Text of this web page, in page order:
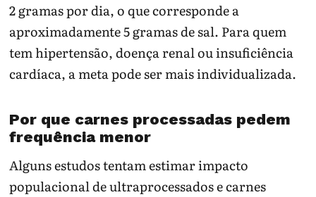
2 gramas por dia, o que corresponde a
aproximadamente 5 gramas de sal. Para quem
tem hipertensão, doença renal ou insuficiência
cardíaca, a meta pode ser mais individualizada.
Por que carnes processadas pedem
frequência menor
Alguns estudos tentam estimar impacto
populacional de ultraprocessados e carnes